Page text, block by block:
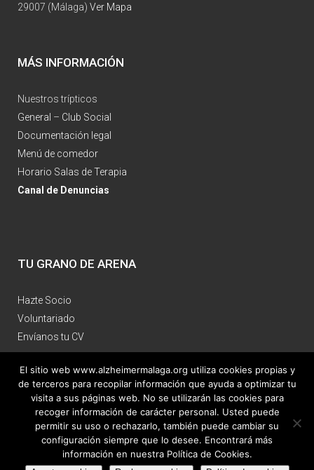
29007 (Málaga) Ver Mapa
MÁS INFORMACIÓN
Nuestros trípticos
General – Club Social
Documentación legal
Menú de comedor
Horario Salas de Terapia
Canal de Denuncias
TU GRANO DE ARENA
Hazte Socio
Voluntariado
Envíanos tu CV
Aviso Legal Política de Privacidad Política de Cookies | Diseño web: voluntarios de
AFA Málaga
El sitio web www.alzheimermalaga.org utiliza cookies propias y
de terceros para recopilar información que ayuda a optimizar tu
visita a sus páginas web. No se utilizarán las cookies para
recoger información de carácter personal. Usted puede
permitir su uso o rechazarlo, también puede cambiar su
configuración siempre que lo desee. Encontrará más
información en nuestra Política de Cookies.